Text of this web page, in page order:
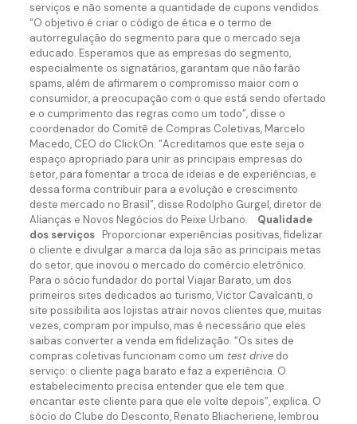
serviços e não somente a quantidade de cupons vendidos.
“O objetivo é criar o código de ética e o termo de
autorregulação do segmento para que o mercado seja
educado. Esperamos que as empresas do segmento,
especialmente os signatários, garantam que não farão
spams, além de afirmarem o compromisso maior com o
consumidor, a preocupação com o que está sendo ofertado
e o cumprimento das regras como um todo”, disse o
coordenador do Comitê de Compras Coletivas, Marcelo
Macedo, CEO do ClickOn. “Acreditamos que este seja o
espaço apropriado para unir as principais empresas do
setor, para fomentar a troca de ideias e de experiências, e
dessa forma contribuir para a evolução e crescimento
deste mercado no Brasil”, disse Rodolpho Gurgel, diretor de
Alianças e Novos Negócios do Peixe Urbano.
Qualidade
dos serviçosProporcionar experiências positivas, fidelizar
o cliente e divulgar a marca da loja são as principais metas
do setor, que inovou o mercado do comércio eletrônico.
Para o sócio fundador do portal Viajar Barato, um dos
primeiros sites dedicados ao turismo, Victor Cavalcanti, o
site possibilita aos lojistas atrair novos clientes que, muitas
vezes, compram por impulso, mas é necessário que eles
saibas converter a venda em fidelização. “Os sites de
compras coletivas funcionam como um test drivedo
serviço: o cliente paga barato e faz a experiência. O
estabelecimento precisa entender que ele tem que
encantar este cliente para que ele volte depois”, explica. O
sócio do Clube do Desconto, Renato Bliacheriene, lembrou